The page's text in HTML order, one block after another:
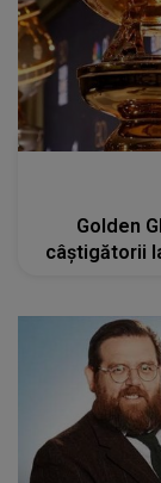
Golden
câștigătorii